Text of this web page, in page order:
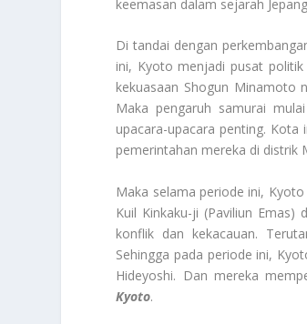
keemasan dalam sejarah
Di tandai dengan
ini, Kyoto menjadi pusat politik
kekuasaan Shogun Minamoto
Maka pengaruh samurai
upacara-upacara penting. Kota
pemerintahan mereka di distrik
Maka selama periode ini,
Kuil Kinkaku-ji (Paviliun
konflik dan kekacauan.
Sehingga pada periode ini,
Hideyoshi. Dan mereka
Kyoto.